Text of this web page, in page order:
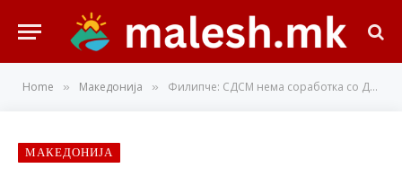
Home » Македонија » Филипче: СДСМ нема соработка со ДУИ или Левица
МАКЕДОНИЈА